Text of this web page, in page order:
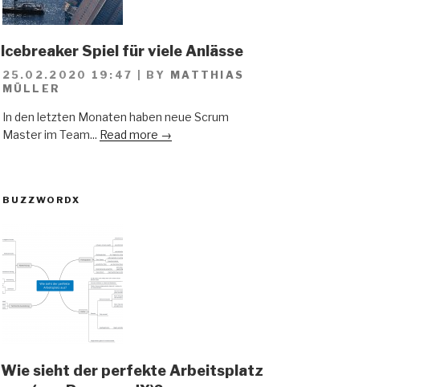
Icebreaker Spiel für viele Anlässe
25.02.2020 19:47 BY
MATTHIAS
MÜLLER
In den letzten Monaten haben neue Scrum
Master im Team... Read more →
BUZZWORDX
Wie sieht der perfekte Arbeitsplatz